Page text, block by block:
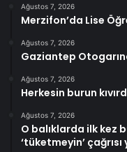
Ağustos 7, 2026
Merzifon’da Lise
Ağustos 7, 2026
Gaziantep
Ağustos 7, 2026
Herkesin burun
Ağustos 7, 2026
O balıklarda ilk kez
‘tüketmeyin’ çağrısı